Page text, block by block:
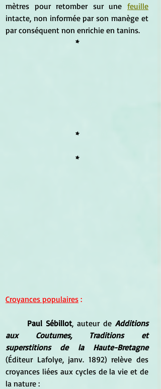
mètres pour retomber sur une feuille
intacte, non informée par son manège et
par conséquent non enrichie en tanins.
*
*
*
Croyances populaires :
Paul Sébillot, auteur de Additions
aux Coutumes, Traditions et
superstitions de la Haute-Bretagne
(Éditeur Lafolye, janv. 1892) relève des
croyances liées aux cycles de la vie et de
la nature :